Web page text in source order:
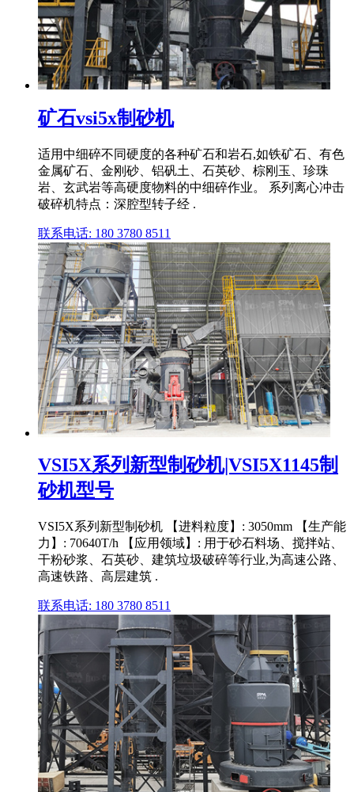
矿石vsi5x制砂机
适用中细碎不同硬度的各种矿石和岩石,如铁矿石、有色
金属矿石、金刚砂、铝矾土、石英砂、棕刚玉、珍珠
岩、玄武岩等高硬度物料的中细碎作业。 系列离心冲击
破碎机特点：深腔型转子经 .
联系电话: 180 3780 8511
VSI5X系列新型制砂机|VSI5X1145制
砂机型号
VSI5X系列新型制砂机 【进料粒度】: 3050mm 【生产能
力】: 70640T/h 【应用领域】: 用于砂石料场、搅拌站、
干粉砂浆、石英砂、建筑垃圾破碎等行业,为高速公路、
高速铁路、高层建筑 .
联系电话: 180 3780 8511